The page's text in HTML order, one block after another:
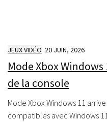
JEUX VIDÉO 20 JUIN, 2026
Mode Xbox Windows
de la console
Mode Xbox Windows 11
compatibles avec Windows